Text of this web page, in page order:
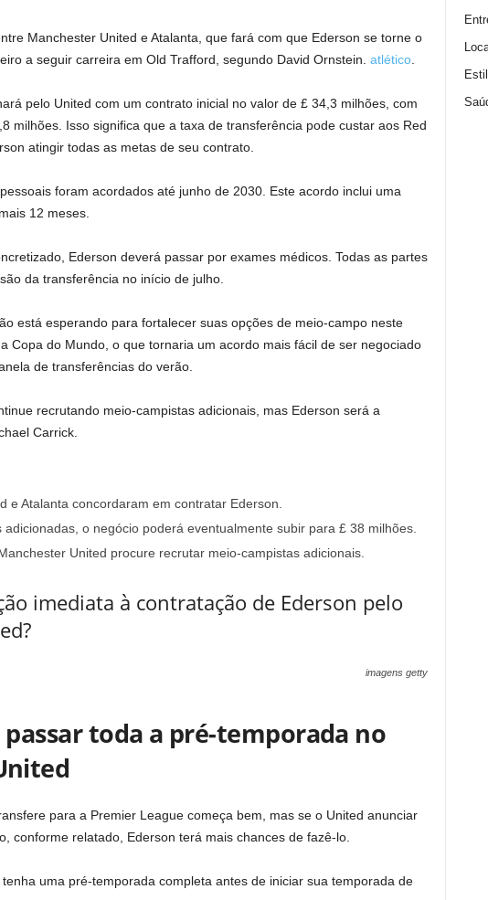
Manchester United e Atalanta, que fará com que Ederson se torne o
a seguir carreira em Old Trafford, segundo David Ornstein. atlético.
pelo United com um contrato inicial no valor de £ 34,3 milhões, com
milhões. Isso significa que a taxa de transferência pode custar aos Red
atingir todas as metas de seu contrato.
foram acordados até junho de 2030. Este acordo inclui uma
12 meses.
Ederson deverá passar por exames médicos. Todas as partes
da transferência no início de julho.
está esperando para fortalecer suas opções de meio-campo neste
Copa do Mundo, o que tornaria um acordo mais fácil de ser negociado
de transferências do verão.
recrutando meio-campistas adicionais, mas Ederson será a
Carrick.
e Atalanta concordaram em contratar Ederson.
adicionadas, o negócio poderá eventualmente subir para £ 38 milhões.
United procure recrutar meio-campistas adicionais.
imediata à contratação de Ederson pelo
imagens getty
passar toda a pré-temporada no
para a Premier League começa bem, mas se o United anunciar
conforme relatado, Ederson terá mais chances de fazê-lo.
uma pré-temporada completa antes de iniciar sua temporada de